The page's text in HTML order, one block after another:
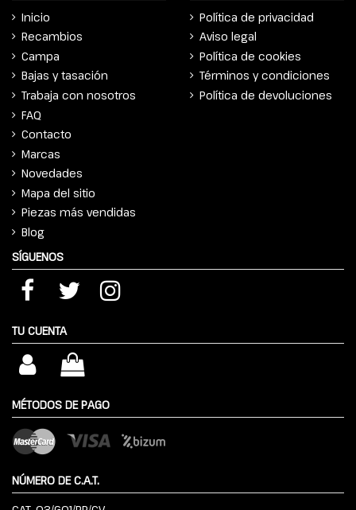
Inicio
Recambios
Campa
Bajas y tasación
Trabaja con nosotros
FAQ
Contacto
Marcas
Novedades
Mapa del sitio
Piezas más vendidas
Blog
Política de privacidad
Aviso legal
Política de cookies
Términos y condiciones
Política de devoluciones
SÍGUENOS
TU CUENTA
MÉTODOS DE PAGO
NÚMERO DE C.A.T.